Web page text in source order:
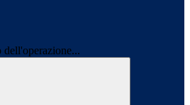
dell'operazione...